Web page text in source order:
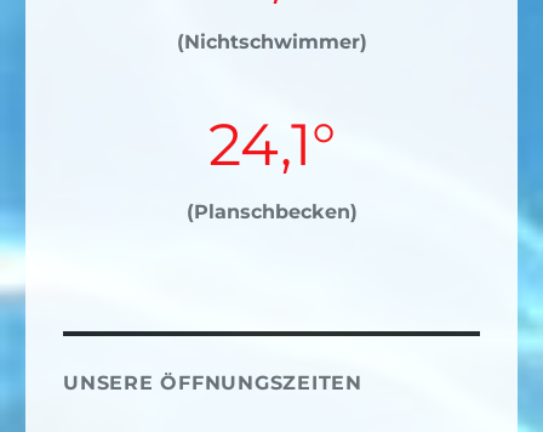
(Nichtschwimmer)
24,1°
(Planschbecken)
UNSERE ÖFFNUNGSZEITEN